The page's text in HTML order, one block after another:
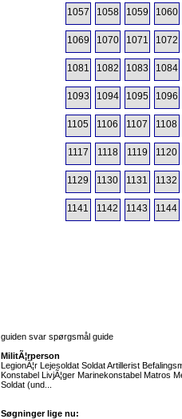
1057 1058 1059 1060
1069 1070 1071 1072
1081 1082 1083 1084
1093 1094 1095 1096
1105 1106 1107 1108
1117 1118 1119 1120
1129 1130 1131 1132
1141 1142 1143 1144
guiden svar spørgsmål guide
MilitÃ¦rperson
LegionÃ¦r Lejesoldat Soldat Artillerist
Konstabel LivjÃ¦ger Marinekonstabel Matros
Soldat (und...
Søgninger lige nu: